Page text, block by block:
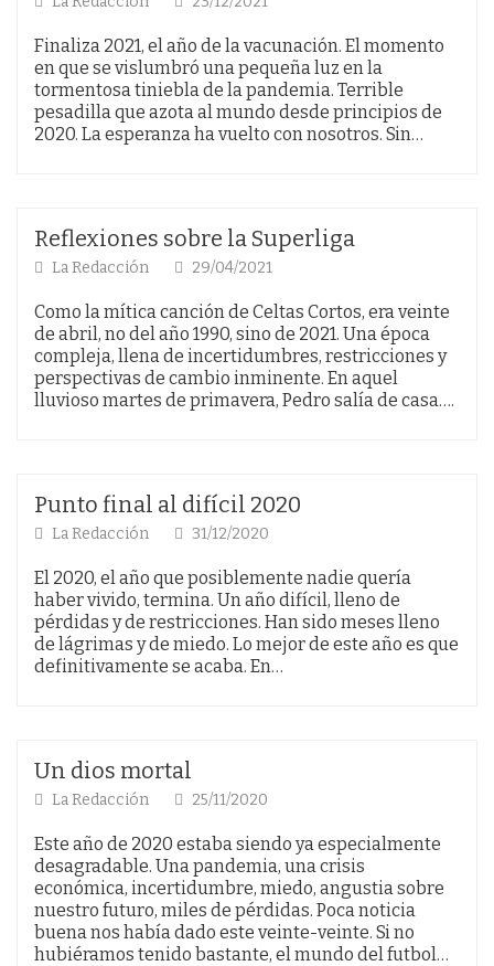
Finaliza 2021, el año de la vacunación. El momento
en que se vislumbró una pequeña luz en la
tormentosa tiniebla de la pandemia. Terrible
pesadilla que azota al mundo desde principios de
2020. La esperanza ha vuelto con nosotros. Sin…
Reflexiones sobre la Superliga
La Redacción 29/04/2021
Como la mítica canción de Celtas Cortos, era veinte
de abril, no del año 1990, sino de 2021. Una época
compleja, llena de incertidumbres, restricciones y
perspectivas de cambio inminente. En aquel
lluvioso martes de primavera, Pedro salía de casa….
Punto final al difícil 2020
La Redacción 31/12/2020
El 2020, el año que posiblemente nadie quería
haber vivido, termina. Un año difícil, lleno de
pérdidas y de restricciones. Han sido meses lleno
de lágrimas y de miedo. Lo mejor de este año es que
definitivamente se acaba. En…
Un dios mortal
La Redacción 25/11/2020
Este año de 2020 estaba siendo ya especialmente
desagradable. Una pandemia, una crisis
económica, incertidumbre, miedo, angustia sobre
nuestro futuro, miles de pérdidas. Poca noticia
buena nos había dado este veinte-veinte. Si no
hubiéramos tenido bastante, el mundo del futbol…